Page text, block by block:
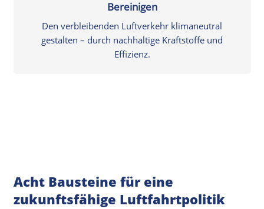
Bereinigen
Den verbleibenden Luftverkehr klimaneutral
gestalten – durch nachhaltige Kraftstoffe und
Effizienz.
Acht Bausteine für eine
zukunftsfähige Luftfahrtpolitik